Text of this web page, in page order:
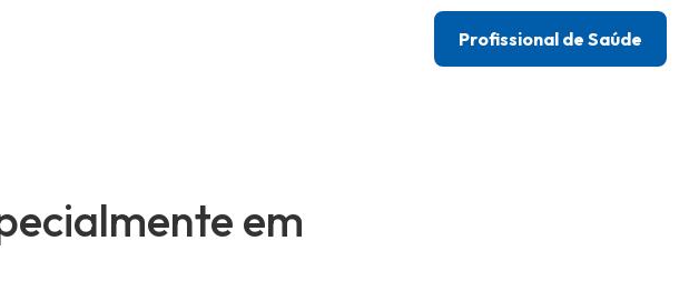
Profissional de Saúde
em